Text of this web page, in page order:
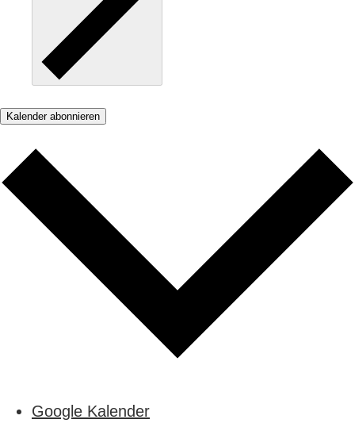
Kalender abonnieren
Google Kalender